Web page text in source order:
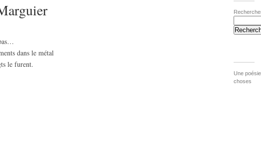
dans le métal
le furent.
Une
choses